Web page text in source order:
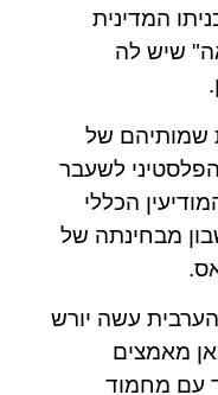
המדינית
שיש לה
שמותיהם של
לשעבר
הכללי
מבחינתה של
עשה יורש
מאמצים
עם מחמוד